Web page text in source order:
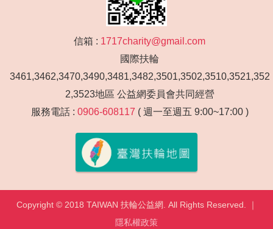
信箱 : 1717charity@gmail.com
國際扶輪
3461,3462,3470,3490,3481,3482,3501,3502,3510,3521,352
2,3523地區 公益網委員會共同經營
服務電話 : 0906-608117 ( 週一至週五 9:00~17:00 )
Copyright © 2018 TAIWAN 扶輪公益網. All Rights Reserved. ｜
隱私權政策